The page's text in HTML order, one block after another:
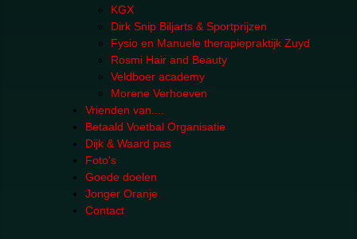
KGX
Dirk Snip Biljarts & Sportprijzen
Fysio en Manuele therapiepraktijk Zuyd
Rosmi Hair and Beauty
Veldboer academy
Morene Verhoeven
Vrienden van....
Betaald Voetbal Organisatie
Dijk & Waard pas
Foto's
Goede doelen
Jonger Oranje
Contact